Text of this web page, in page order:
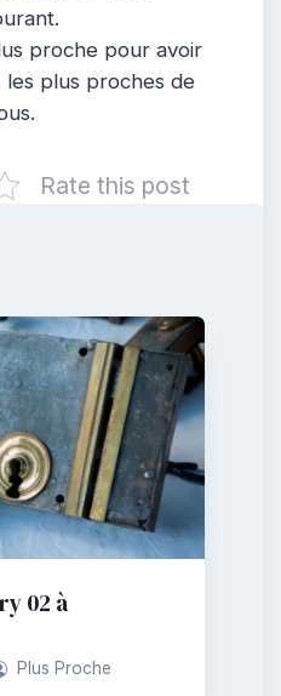
proche pour avoir
les plus proches de
Rate this post
02 à
Plus Proche